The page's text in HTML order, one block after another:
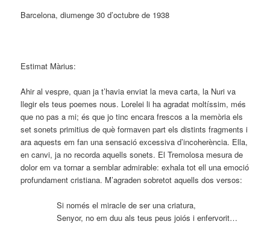
Barcelona, diumenge 30 d’octubre de 1938
Estimat Màrius:
Ahir al vespre, quan ja t’havia enviat la meva carta, la Nuri va
llegir els teus poemes nous. Lorelei li ha agradat moltíssim, més
que no pas a mi; és que jo tinc encara frescos a la memòria els
set sonets primitius de què formaven part els distints fragments i
ara aquests em fan una sensació excessiva d’incoherència. Ella,
en canvi, ja no recorda aquells sonets. El Tremolosa mesura de
dolor em va tornar a semblar admirable: exhala tot ell una emoció
profundament cristiana. M’agraden sobretot aquells dos versos:
Si només el miracle de ser una criatura,
Senyor, no em duu als teus peus joiós i enfervorit…